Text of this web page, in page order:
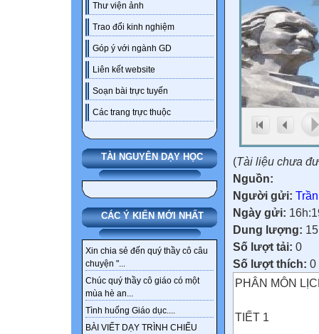
Thư viện ảnh
Trao đổi kinh nghiệm
Góp ý với ngành GD
Liên kết website
Soạn bài trực tuyến
Các trang trực thuộc
TÀI NGUYÊN DẠY HỌC
CÁC Ý KIẾN MỚI NHẤT
Xin chia sẻ đến quý thầy cô câu
chuyện "...
Chúc quý thầy cô giáo có một
mùa hè an...
Tình huống Giáo dục....
BÀI VIẾT DẠY TRÌNH CHIẾU
(Tài liệu chưa
Nguồn:
Người gửi:
Ngày gửi:
Dung lượng:
Số lượt tải: 0
Số lượt thích: 0
PHÂN MÔN
TIẾT 1